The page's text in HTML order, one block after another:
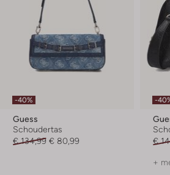
-40%
Guess
Schoudertas
€ 134,99 € 80,99
-
€
+